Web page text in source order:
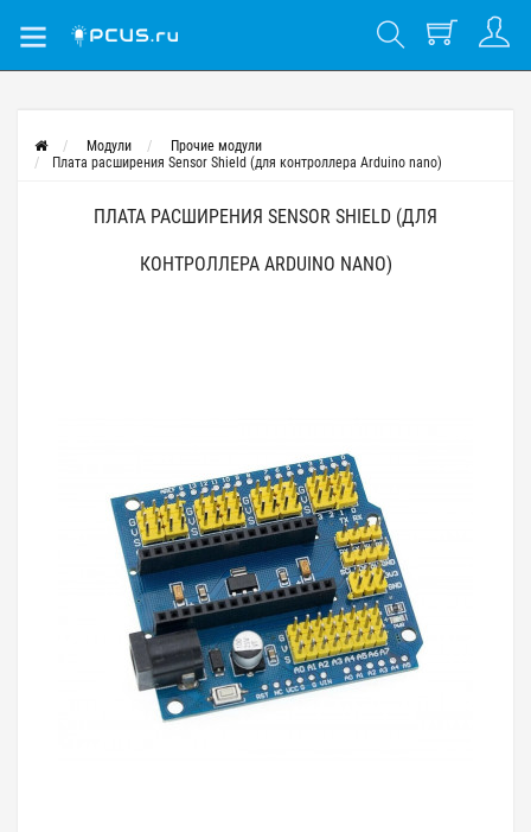
Модули
Прочие модули
Плата расширения Sensor Shield (для контроллера Arduino nano)
ПЛАТА РАСШИРЕНИЯ SENSOR SHIELD (ДЛЯ
КОНТРОЛЛЕРА ARDUINO NANO)